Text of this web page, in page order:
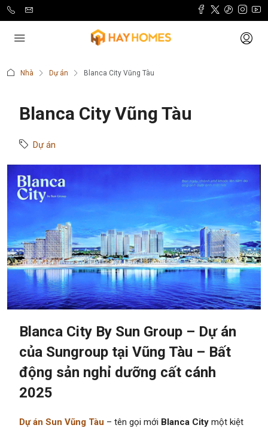
Nhà Dự án Blanca City Vũng Tàu
Blanca City Vũng Tàu
Dự án
Blanca City By Sun Group – Dự án
của Sungroup tại Vũng Tàu – Bất
động sản nghỉ dưỡng cất cánh
2025
Dự án Sun Vũng Tàu – tên gọi mới Blanca City một kiệt